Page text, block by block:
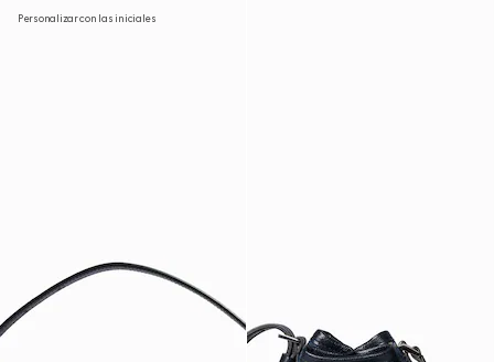
Personalizar con las iniciales